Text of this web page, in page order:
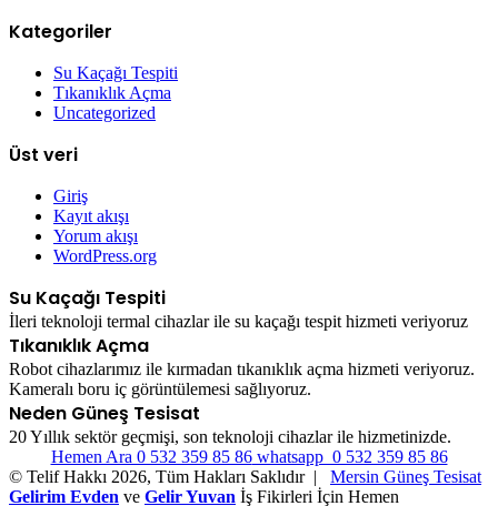
Kategoriler
Su Kaçağı Tespiti
Tıkanıklık Açma
Uncategorized
Üst veri
Giriş
Kayıt akışı
Yorum akışı
WordPress.org
Su Kaçağı Tespiti
İleri teknoloji termal cihazlar ile su kaçağı tespit hizmeti veriyoruz
Tıkanıklık Açma
Robot cihazlarımız ile kırmadan tıkanıklık açma hizmeti veriyoruz.
Kameralı boru iç görüntülemesi sağlıyoruz.
Neden Güneş Tesisat
20 Yıllık sektör geçmişi, son teknoloji cihazlar ile hizmetinizde.
Hemen Ara 0 532 359 85 86whatsapp 0 532 359 85 86
© Telif Hakkı 2026, Tüm Hakları Saklıdır | Mersin Güneş Tesisat
Gelirim Evden ve Gelir Yuvan İş Fikirleri İçin Hemen